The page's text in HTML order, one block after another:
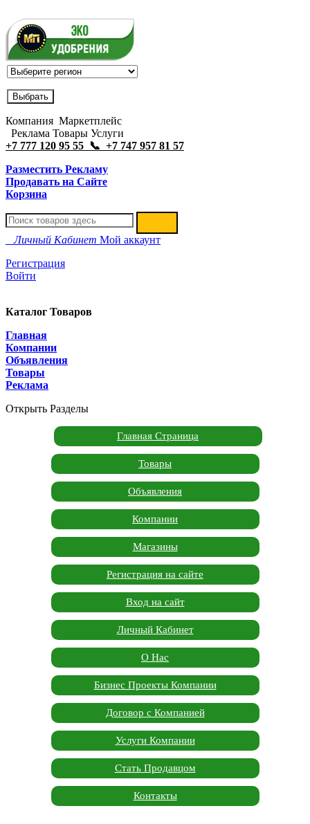
Компания Маркетплейс
Реклама Товары Услуги
+7 777 120 95 55 📞 +7 747 957 81 57
Разместить Рекламу
Продавать на Сайте
Корзина
Личный Кабинет Мой аккаунт
Регистрация
Войти
Каталог Товаров
Главная
Компании
Объявления
Товары
Реклама
Открыть Разделы
Главная Страница
Товары
Объявления
Компании
Магазины
Регистрация на сайте
Вход на сайт
Личный Кабинет
О Нас
Бизнес Проекты Компании
Договор с Компанией
Услуги Компании
Стать Продавцом
Контакты